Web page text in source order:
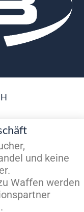
und keine
Waffen werden